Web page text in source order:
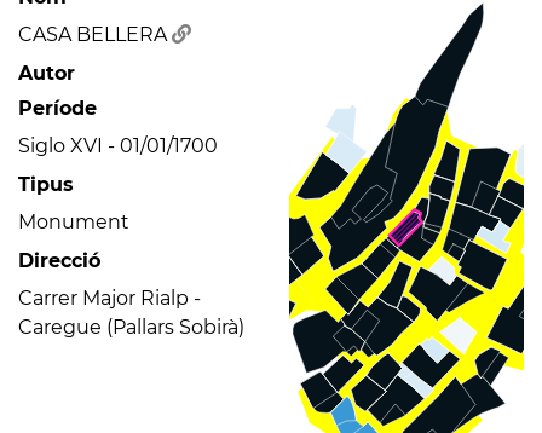
CASA BELLERA
Autor
Període
Siglo XVI - 01/01/1700
Tipus
Monument
Direcció
Carrer Major Rialp -
Caregue (Pallars Sobirà)